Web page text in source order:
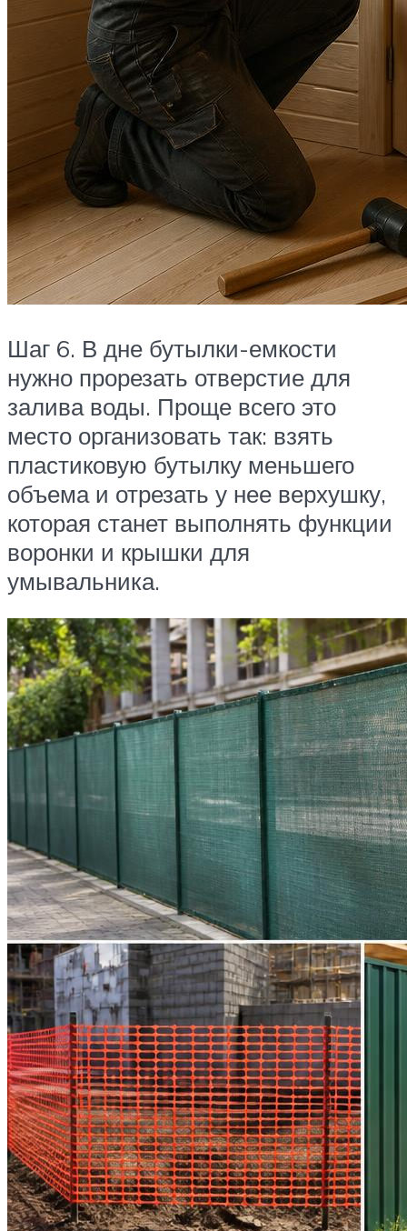
Шаг 6. В дне бутылки-емкости
нужно прорезать отверстие для
залива воды. Проще всего это
место организовать так: взять
пластиковую бутылку меньшего
объема и отрезать у нее верхушку,
которая станет выполнять функции
воронки и крышки для
умывальника.